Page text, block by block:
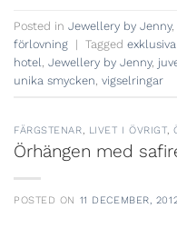
Posted in Jewellery by Jenny,
förlovning | Tagged
hotel Jewellery by Jenny,
unika smycken vigselringar
FÄRGSTENAR, LIVET I ÖVRIGT,
Örhängen med
POSTED ON 11 DECEMBER,